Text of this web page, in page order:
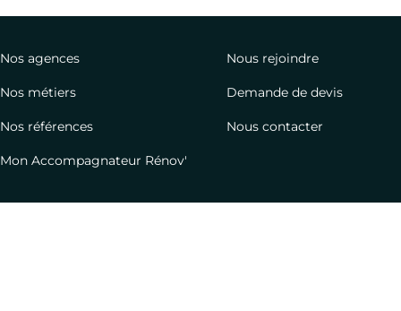
Nos agences
Nos métiers
Nos références
Mon Accompagnateur Rénov'
Nous rejoindre
Demande de devis
Nous contacter